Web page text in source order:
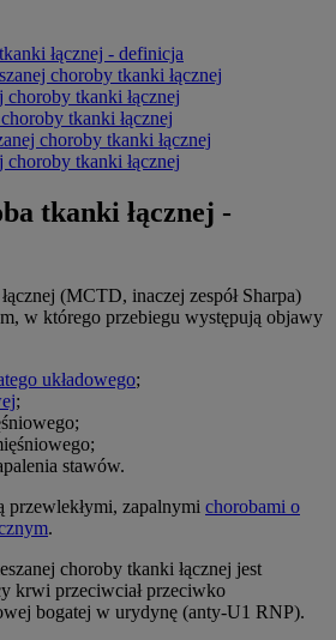
łącznej - definicja
choroby tkanki łącznej
tkanki łącznej
tkanki łącznej
choroby tkanki łącznej
choroby tkanki łącznej
tkanki łącznej -
(MCTD, inaczej zespół Sharpa)
w którego przebiegu występują objawy
układowego;
;
stawów.
przewlekłymi, zapalnymi chorobami o
.
choroby tkanki łącznej jest
krwi przeciwciał przeciwko
bogatej w urydynę (anty-U1 RNP).